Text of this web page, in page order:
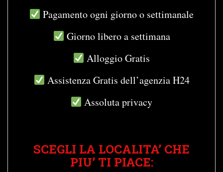
Pagamento ogni giorno o settimanale
Giorno libero a settimana
Alloggio Gratis
Assistenza Gratis dell’agenzia H24
Assoluta privacy
SCEGLI LA LOCALITA’ CHE
PIU’ TI PIACE: